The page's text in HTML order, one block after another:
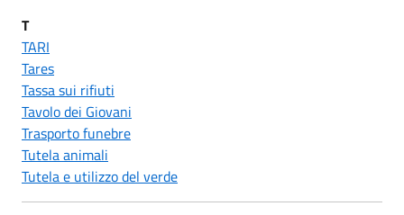
T
TARI
Tares
Tassa sui rifiuti
Tavolo dei Giovani
Trasporto funebre
Tutela animali
Tutela e utilizzo del verde